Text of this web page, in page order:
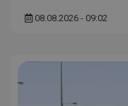
08.08.2026 - 09:02